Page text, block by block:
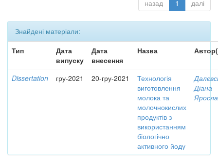
назад 1 далі
Знайдені матеріали:
Тип
Дата
випуску
Дата
внесення
Назва
Dissertation гру-2021 20-гру-2021
Технологія
виготовлення
молока та
молочнокислих
продуктів з
використанням
біологічно
активного йоду
Діана